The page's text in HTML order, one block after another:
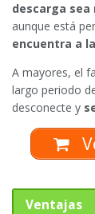
descarga sea
aunque está
encuentra a
A mayores, el
largo periodo
desconecte y
Ventajas